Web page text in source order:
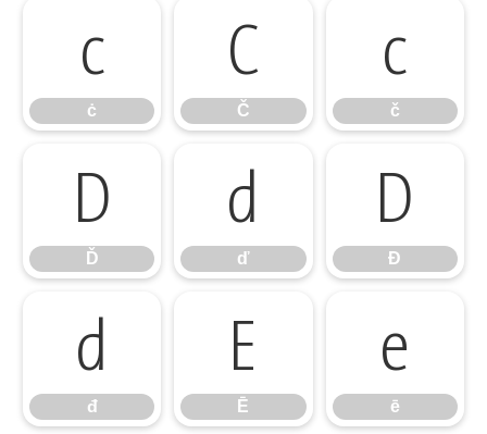
ċ
ċ
Č
Č
č
č
Ď
Ď
ď
ď
Đ
Đ
đ
đ
Ē
Ē
ē
ē